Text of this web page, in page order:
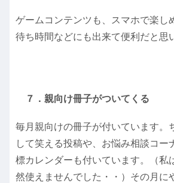
ゲームコンテンツも、スマホで楽し
待ち時間などにも出来て便利だと思
７．親向け冊子がついてくる
毎月親向けの冊子が付いています。
して笑える投稿や、お悩み相談コー
標カレンダーも付いています。（私
然使えませんでした・・）その月に